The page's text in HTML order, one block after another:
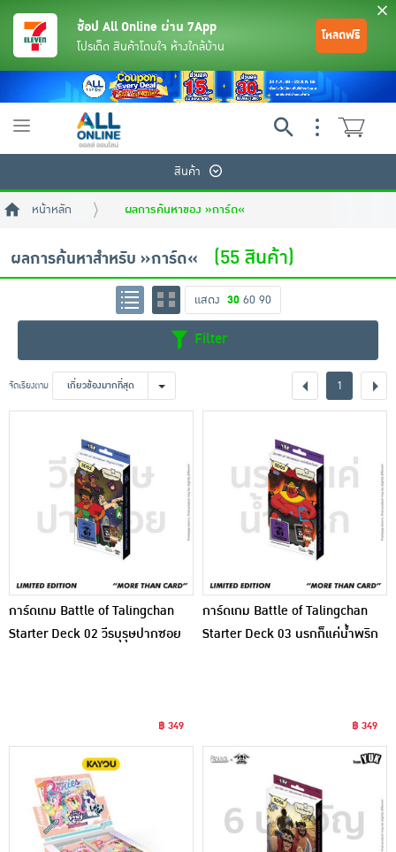
เครื่องดื่มและผงชงดื่ม
เครื่องปรุงรสและของแห้ง
ขนมขบเคี้ยว และช็อคโกแลต
อาหารสด ผัก ผลไม้และเบเกอรี่
พระเครื่อง test pop
ช้อป All Online ผ่าน 7App
โปรเด็ด สินค้าโดนใจ ห้างใกล้บ้าน
โหลดฟรี
Toggle
สินค้า
หน้าหลัก ผลการค้นหาของ »การ์ด«
ผลการค้นหาสำหรับ »การ์ด« (55 สินค้า)
แสดง 30 60 90
Filter
จัดเรียงตาม เกี่ยวข้องมากที่สุด 1
การ์ดเกม Battle of Talingchan
Starter Deck 02 วีรบุรุษปากซอย
฿ 349
การ์ดเกม Battle of Talingchan
Starter Deck 03 นรกก็แค่น้ำพริก
฿ 349